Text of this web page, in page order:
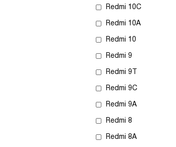
Redmi 10C
Redmi 10A
Redmi 10
Redmi 9
Redmi 9T
Redmi 9C
Redmi 9A
Redmi 8
Redmi 8A